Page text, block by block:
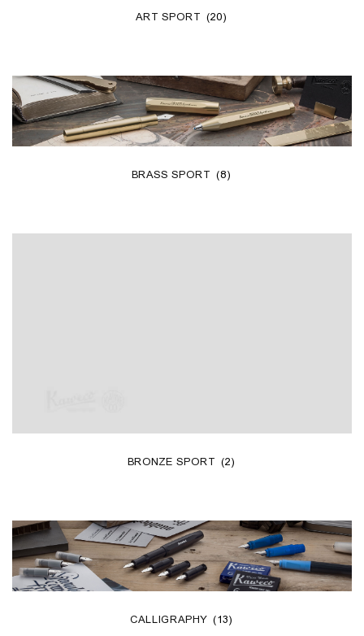
ART SPORT (20)
BRASS SPORT (8)
BRONZE SPORT (2)
CALLIGRAPHY (13)